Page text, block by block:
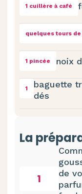
1 cuillère à café
quelques tours
1 pincée noix
1
baguette
dés
La
1
de